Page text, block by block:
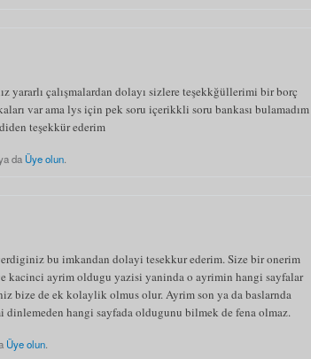
yararlı çalışmalardan dolayı sizlere teşekkğüllerimi bir borç
var ama lys için pek soru içerikkli soru bankası bulamadım
teşekkür ederim
da Üye olun.
bu imkandan dolayi tesekkur ederim. Size bir onerim
kacinci ayrim oldugu yazisi yaninda o ayrimin hangi sayfalar
bize de ek kolaylik olmus olur. Ayrim son ya da baslarnda
hangi sayfada oldugunu bilmek de fena olmaz.
Üye olun.